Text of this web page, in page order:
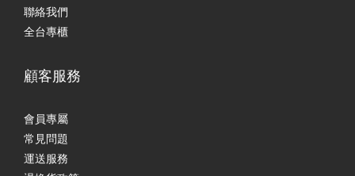
聯絡我們
全台專櫃
顧客服務
會員專屬
常見問題
運送服務